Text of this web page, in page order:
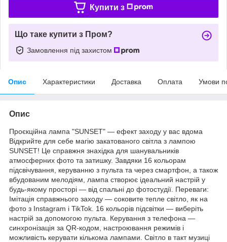
Купити з
Що таке купити з Пром?
Замовлення під захистом
Опис Характеристики Доставка Оплата Умови
Опис
Проєкційна лампа "SUNSET" — ефект заходу у вас вдома
Відкрийте для себе магію закатованого світла з лампою
SUNSET! Це справжня знахідка для шанувальників
атмосферних фото та затишку. Завдяки 16 кольорам
підсвічування, керуванню з пульта та через смартфон, а також
вбудованим мелодіям, лампа створює ідеальний настрій у
будь-якому просторі — від спальні до фотостудії. Переваги:
Імітація справжнього заходу — соковите тепле світло, як на
фото з Instagram і TikTok. 16 кольорів підсвітки — виберіть
настрій за допомогою пульта. Керування з телефона —
синхронізація за QR-кодом, настроювання режимів і
можливість керувати кількома лампами. Світло в такт музиці